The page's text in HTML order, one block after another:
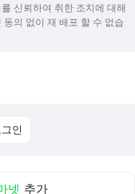
신뢰하여 취한 조치에 대해
의 없이 재 배포 할 수 없습
인
넷 추가